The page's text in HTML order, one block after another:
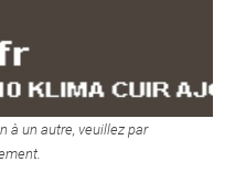
à un autre, veuillez par